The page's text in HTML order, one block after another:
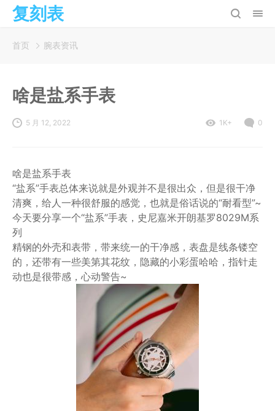
复刻表
首页 腕表资讯
啥是盐系手表
5 月 12, 2022 1K+ 0
啥是盐系手表
“盐系”手表总体来说就是外观并不是很出众，但是很干净
清爽，给人一种很舒服的感觉，也就是俗话说的“耐看型”~
今天要分享一个“盐系”手表，史尼嘉米开朗基罗8029M系
列
精钢的外壳和表带，带来统一的干净感，表盘是线条镂空
的，还带有一些美第其花纹，隐藏的小彩蛋哈哈，指针走
动也是很带感，心动警告~